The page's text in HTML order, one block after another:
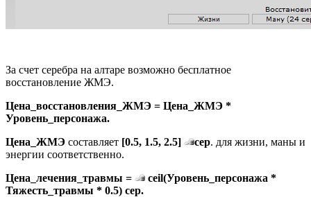
За счет серебра на алтаре возможно бесплатное
восстановление ЖМЭ.
Цена_восстановления_ЖМЭ = Цена_ЖМЭ *
Уровень_персонажа.
Цена_ЖМЭ составляет [0.5, 1.5, 2.5] сер. для жизни, маны и
энергии соответственно.
Цена_лечения_травмы =
ceil(Уровень_персонажа *
Тяжесть_травмы * 0.5) сер.